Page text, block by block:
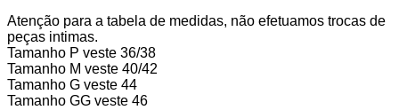
Atenção para a tabela de medidas, não efetuamos trocas de
peças intimas.
Tamanho P veste 36/38
Tamanho M veste 40/42
Tamanho G veste 44
Tamanho GG veste 46